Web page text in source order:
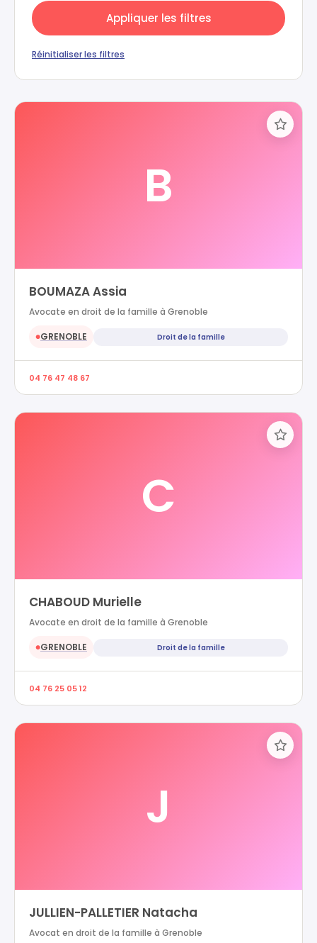
Appliquer les filtres
Réinitialiser les filtres
B
BOUMAZA Assia
Avocate en droit de la famille à Grenoble
●GRENOBLE Droit de la famille
04 76 47 48 67
C
CHABOUD Murielle
Avocate en droit de la famille à Grenoble
●GRENOBLE Droit de la famille
04 76 25 05 12
J
JULLIEN-PALLETIER Natacha
Avocat en droit de la famille à Grenoble